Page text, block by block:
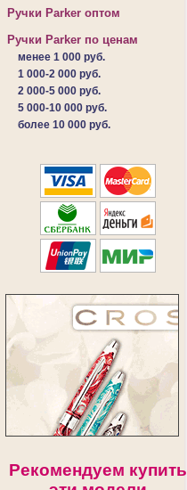
Ручки Parker оптом
Ручки Parker по ценам
менее 1 000 руб.
1 000-2 000 руб.
2 000-5 000 руб.
5 000-10 000 руб.
более 10 000 руб.
Рекомендуем купить